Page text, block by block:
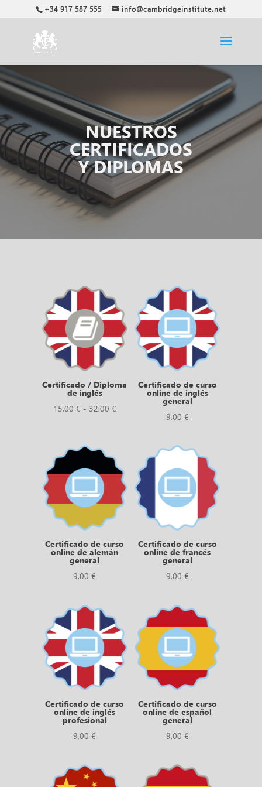
+34 917 587 555 info@cambridgeinstitute.net
NUESTROS
CERTIFICADOS
Y DIPLOMAS
Certificado / Diploma
de inglés
15,00 € - 32,00 €Rango
15,00 €
hasta
32,00 €
Certificado de curso
online de inglés
general
9,00 €
Certificado de curso
online de alemán
general
9,00€
Certificado de curso
online de francés
general
9,00 €
Certificado de curso
online de inglés
profesional
9,00€
Certificado de curso
online de español
general
9,00 €